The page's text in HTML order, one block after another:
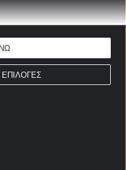
Παίξε νόμιμα
*